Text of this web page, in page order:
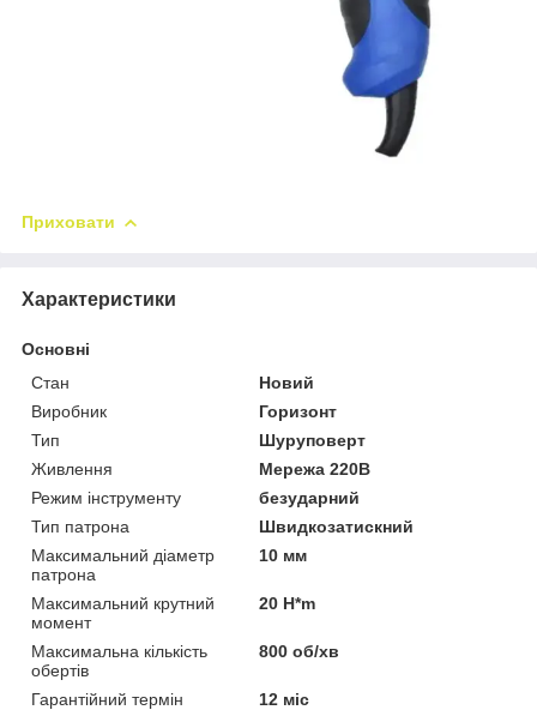
Приховати
Характеристики
Основні
Стан
Новий
Виробник
Горизонт
Тип
Шуруповерт
Живлення
Мережа 220В
Режим інструменту
безударний
Тип патрона
Швидкозатискний
Максимальний діаметр
патрона
10 мм
Максимальний крутний
момент
20 H*m
Максимальна кількість
обертів
800 об/хв
Гарантійний термін
12 міс